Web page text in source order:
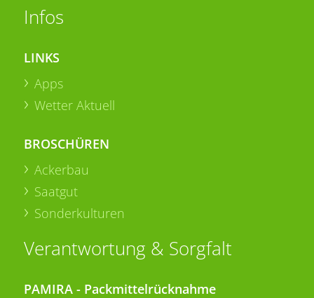
Infos
LINKS
Apps
Wetter Aktuell
BROSCHÜREN
Ackerbau
Saatgut
Sonderkulturen
Verantwortung & Sorgfalt
PAMIRA - Packmittelrücknahme